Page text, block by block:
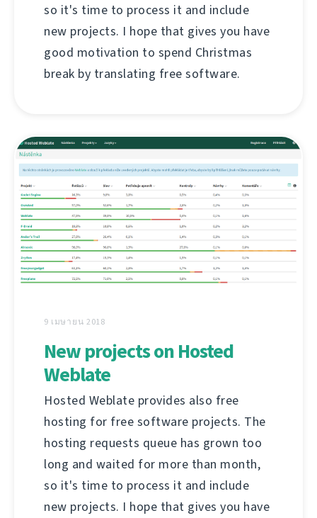
so it's time to process it and include
new projects. I hope that gives you have
good motivation to spend Christmas
break by translating free software.
9 เมษายน 2018
New projects on Hosted
Weblate
Hosted Weblate provides also free
hosting for free software projects. The
hosting requests queue has grown too
long and waited for more than month,
so it's time to process it and include
new projects. I hope that gives you have